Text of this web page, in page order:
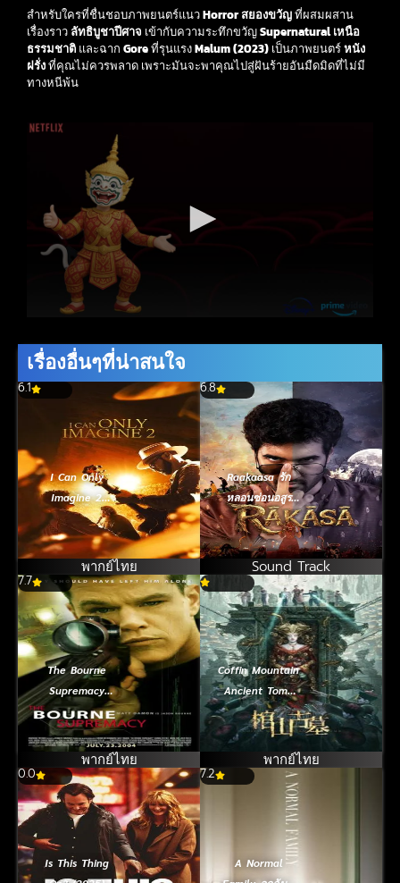
สำหรับใครที่ชื่นชอบภาพยนตร์แนวHorror สยองขวัญที่ผสมผสาน
เรื่องราว ลัทธิบูชาปีศาจ เข้ากับความระทึกขวัญSupernatural เหนือ
ธรรมชาติ และฉาก Goreที่รุนแรงMalum (2023) เป็นภาพยนตร์หนัง
ฝรั่งที่คุณไม่ควรพลาด เพราะมันจะพาคุณไปสู่ฝันร้ายอันมืดมิดที่ไม่มี
ทางหนีพ้น
เรื่องอื่นๆที่น่าสนใจ
6.1
I Can Only
Imagine 2
บทเพลงแห่ง
ศรัทธา 2 (2026)
พากย์ไทย
6.8
Raakaasa รัก
หลอนซ่อนอสูร
(2026)
Sound Track
7.7
The Bourne
Supremacy
(2004) สุดยอด
เกมล่าจารชน
พากย์ไทย
Coffin Mountain
Ancient Tomb
(2022) ล่า
ขุมทรัพย์ สุสาน
โบราณพากย์ไทย
0.0
Is This Thing
7.2
A Normal